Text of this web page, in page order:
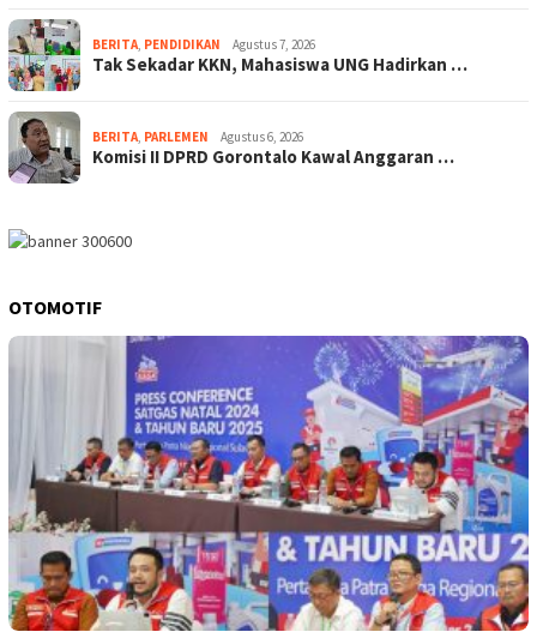
BERITA, PENDIDIKAN Agustus 7, 2026
Tak Sekadar KKN, Mahasiswa UNG Hadirkan …
BERITA, PARLEMEN Agustus 6, 2026
Komisi II DPRD Gorontalo Kawal Anggaran …
OTOMOTIF